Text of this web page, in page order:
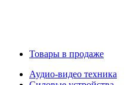
Товары в продаже
Аудио-видео техника